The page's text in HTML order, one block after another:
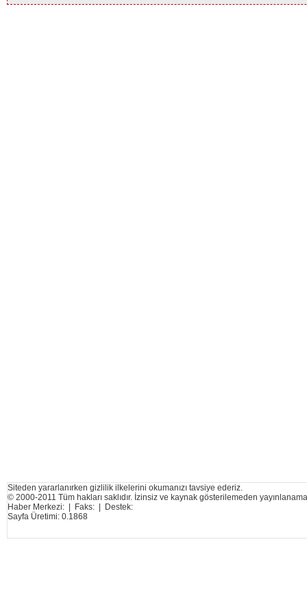
Siteden yararlanırken gizlilik ilkelerini okumanızı tavsiye ederiz.
© 2000-2011 Tüm hakları saklıdır. İzinsiz ve kaynak gösterilemeden
Haber Merkezi: | Faks: | Destek:
Sayfa Üretimi: 0.1868